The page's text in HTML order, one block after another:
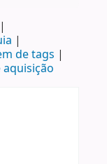
de tags
aquisição